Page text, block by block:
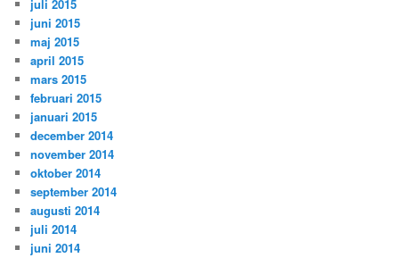
juli 2015
juni 2015
maj 2015
april 2015
mars 2015
februari 2015
januari 2015
december 2014
november 2014
oktober 2014
september 2014
augusti 2014
juli 2014
juni 2014